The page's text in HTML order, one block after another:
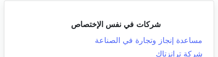
شركات في نفس الإختصاص
مساعدة إنجاز وتجارة في الصناعة
شركة ترانزتاك